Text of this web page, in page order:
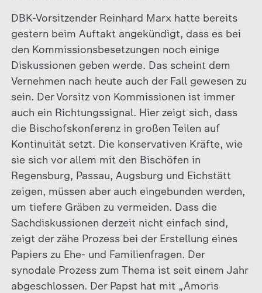
DBK-Vorsitzender Reinhard Marx hatte bereits
gestern beim Auftakt angekündigt, dass es bei
den Kommissionsbesetzungen noch einige
Diskussionen geben werde. Das scheint dem
Vernehmen nach heute auch der Fall gewesen zu
sein. Der Vorsitz von Kommissionen ist immer
auch ein Richtungssignal. Hier zeigt sich, dass
die Bischofskonferenz in großen Teilen auf
Kontinuität setzt. Die konservativen Kräfte, wie
sie sich vor allem mit den Bischöfen in
Regensburg, Passau, Augsburg und Eichstätt
zeigen, müssen aber auch eingebunden werden,
um tiefere Gräben zu vermeiden. Dass die
Sachdiskussionen derzeit nicht einfach sind,
zeigt der zähe Prozess bei der Erstellung eines
Papiers zu Ehe- und Familienfragen. Der
synodale Prozess zum Thema ist seit einem Jahr
abgeschlossen. Der Papst hat mit „Amoris